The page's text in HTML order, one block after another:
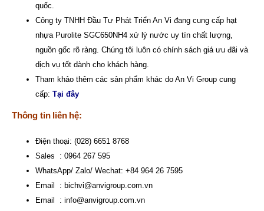
quốc.
Công ty TNHH Đầu Tư Phát Triển An Vi đang cung cấp hạt
nhựa Purolite SGC650NH4 xử lý nước uy tín chất lượng,
nguồn gốc rõ ràng. Chúng tôi luôn có chính sách giá ưu đãi và
dịch vụ tốt dành cho khách hàng.
Tham khảo thêm các sản phẩm khác do An Vi Group cung
cấp: Tại đây
Thông tin liên hệ:
Điện thoại: (028) 6651 8768
Sales : 0964 267 595
WhatsApp/ Zalo/ Wechat: +84 964 26 7595
Email : bichvi@anvigroup.com.vn
Email : info@anvigroup.com.vn